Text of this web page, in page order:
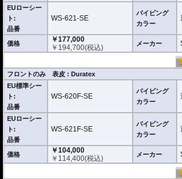
EUローシー
ト:
品番
WS-621-SE
パイピング
カラー
価格
￥177,000
￥ 194,700(税込) メーカー
フロントのみ 表皮 : Duratex
EU標準シー
ト:
品番
WS-620F-SE
パイピング
カラー
EUローシー
ト:
品番
WS-621F-SE
パイピング
カラー
価格
￥104,000
￥ 114,400(税込) メーカー